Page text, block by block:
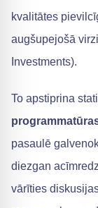
kvalitātes
augšupejošā
Investments).
To apstiprina
pasaulē
diezgan
vārīties